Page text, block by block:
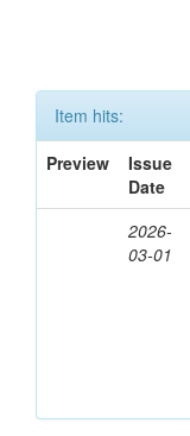
Item hits:
Preview
Issue
Date
2026-
03-01